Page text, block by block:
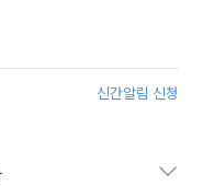
신간알림 신청